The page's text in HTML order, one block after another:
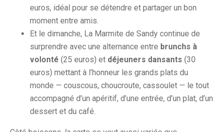
euros, idéal pour se détendre et partager un bon
moment entre amis.
Et le dimanche, La Marmite de Sandy continue de
surprendre avec une alternance entre brunchs à
volonté (25 euros) et déjeuners dansants (30
euros) mettant à l’honneur les grands plats du
monde — couscous, choucroute, cassoulet — le tout
accompagné d’un apéritif, d’une entrée, d’un plat, d’un
dessert et du café.